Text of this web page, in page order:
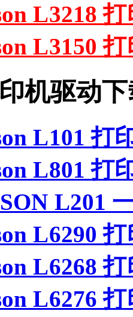
L3218
L3150
机驱动
L101 打
L801 打
L201
L6290
L6268
L6276